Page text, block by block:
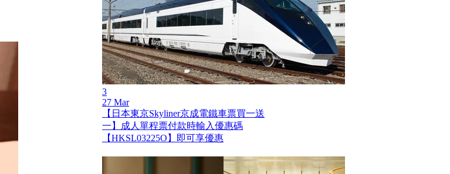
3
27 Mar
【日本東京Skyliner京成電鐵車票買一送
一】成人單程票付款時輸入優惠碼
【HKSL03225O】即可享優惠